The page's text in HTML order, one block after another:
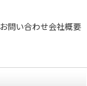
お問い合わせ会社概要